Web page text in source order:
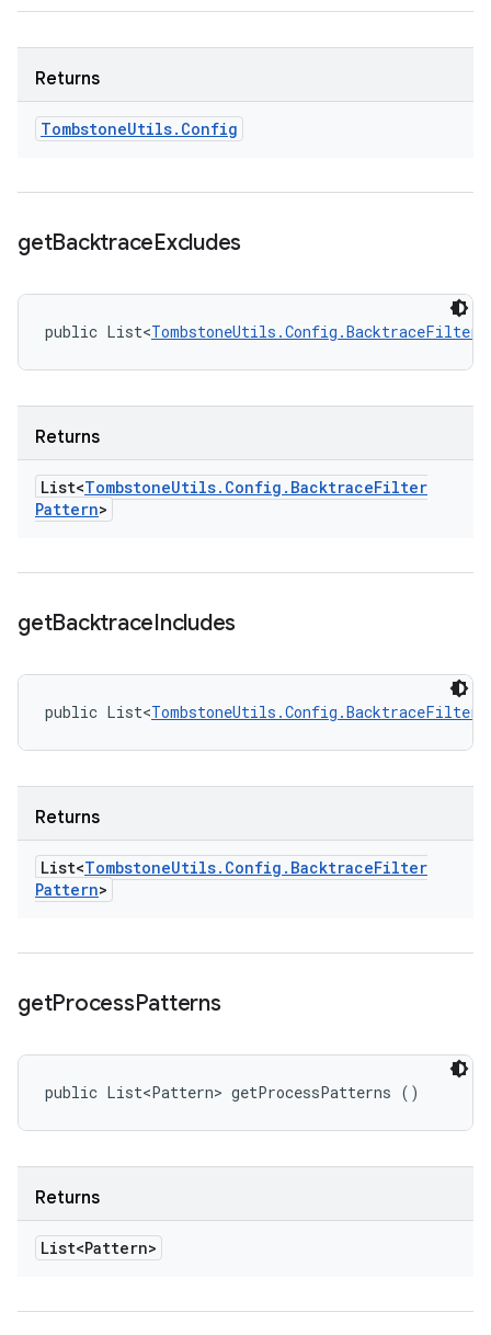
Returns
TombstoneUtils. Config
getBacktraceExcludes
public List<
Returns
List<TombstoneUtils. Config . BacktraceFilter
Pattern>
getBacktraceIncludes
public List<
Returns
List<TombstoneUtils. Config . BacktraceFilter
Pattern>
getProcessPatterns
public List<Pattern> getProcessPatterns ()
Returns
List<Pattern>